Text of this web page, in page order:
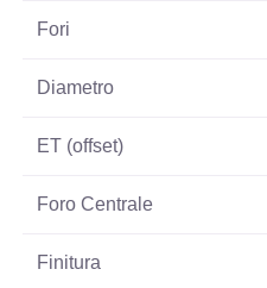
Fori
Diametro
ET (offset)
Foro Centrale
Finitura